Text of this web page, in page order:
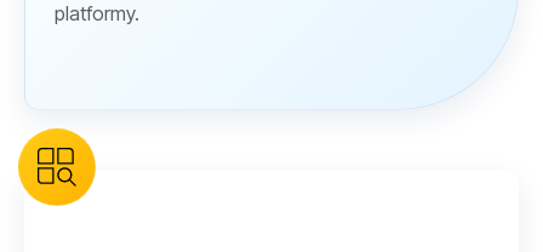
platformy.